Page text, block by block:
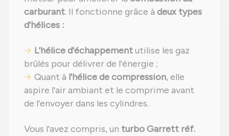
carburant. Il fonctionne grâce à deux types
d'hélices :
L'hélice d'échappementutilise les gaz
brûlés pour délivrer de l'énergie ;
Quant à l'hélice de compression, elle
aspire l'air ambiant et le comprime avant
de l'envoyer dans les cylindres.
Vous l'avez compris, un turbo Garrett réf.